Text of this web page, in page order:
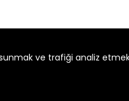
ve trafiği analiz